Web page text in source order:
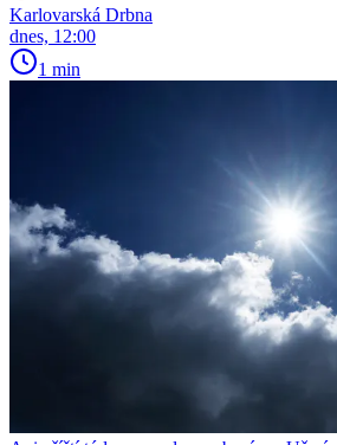
Karlovarská Drbna
dnes, 12:00
1 min